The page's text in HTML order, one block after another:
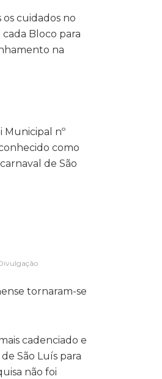
cuidados no
Bloco para
na
Municipal nº
como
de São
tornaram-se
cadenciado e
São Luís para
não foi